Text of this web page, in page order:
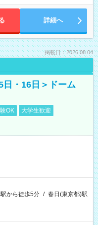
詳細へ
掲載日：2026.08.04
日・16日＞ドーム
OK
大学生歓迎
から徒歩5分 / 春日(東京都)駅